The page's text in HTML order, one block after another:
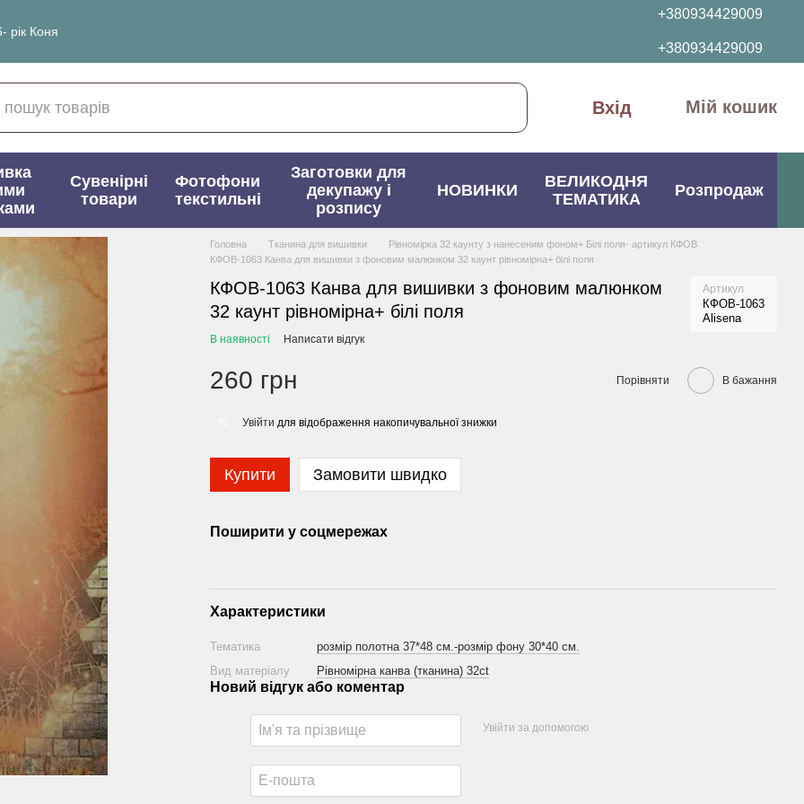
рік Коня
+380934429009
+380934429009
Вхід Мій кошик
Сувенірні
товари
Фотофони
текстильні
Заготовки для
декупажу і
розпису
НОВИНКИ
ВЕЛИКОДНЯ
ТЕМАТИКА
Розпродаж
Головна Тканина для вишивки
Рівномірка 32 каунту з нанесеним фоном+ Білі поля- артикул КФОВ
КФОВ-1063 Канва для вишивки з фоновим малюнком 32 каунт рівномірна+ білі поля
КФОВ-1063 Канва для вишивки з фоновим малюнком
32 каунт рівномірна+ білі поля
Артикул
КФОВ-1063
Alisena
В наявності Написати відгук
260 грн Порівняти В бажання
Увійти для відображення накопичувальної знижки
Купити Замовити швидко
Поширити у соцмережах
Характеристики
Тематика
розмір полотна 37*48 см.-розмір фону 30*40 см.
Вид матеріалу
Рівномірна канва (тканина) 32ct
Новий відгук або коментар
Увійти за допомогою